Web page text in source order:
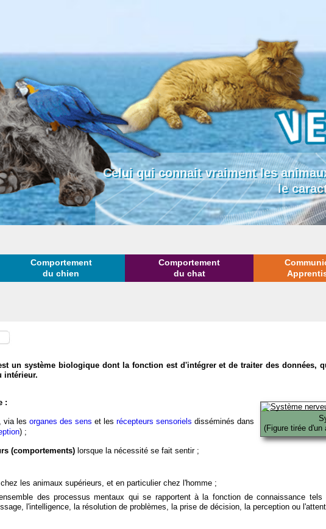
Celui qui connait vraiment les
le
Comportement
du chien
Comportement
du chat
un système biologique dont la fonction est d'intégrer et de traiter des données,
intérieur.
(Figure tirée d'un
:
via les organes des sens et les récepteurs sensoriels disséminés dans
) ;
(comportements) lorsque la nécessité se fait sentir ;
les animaux supérieurs, et en particulier chez l'homme ;
des processus mentaux qui se rapportent à la fonction de connaissance
l'intelligence, la résolution de problèmes, la prise de décision, la perception ou